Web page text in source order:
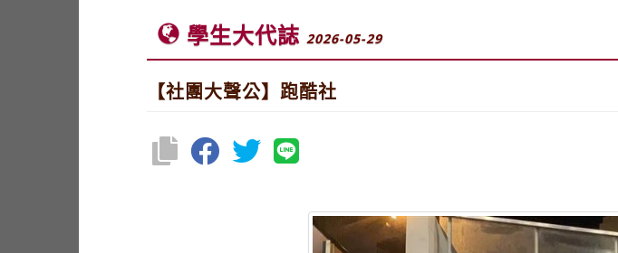
學生大代誌 2026-05-29
【社團大聲公】跑酷社